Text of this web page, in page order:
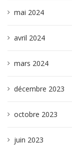
mai 2024
avril 2024
mars 2024
décembre 2023
octobre 2023
juin 2023